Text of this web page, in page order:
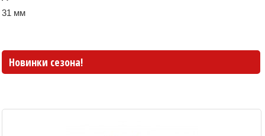
31 мм
Новинки сезона!